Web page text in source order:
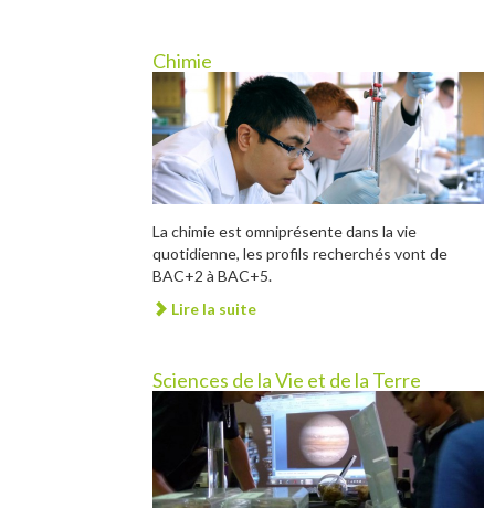
Chimie
La chimie est omniprésente dans la vie
quotidienne, les profils recherchés vont de
BAC+2 à BAC+5.
Lire la suite
Sciences de la Vie et de la Terre